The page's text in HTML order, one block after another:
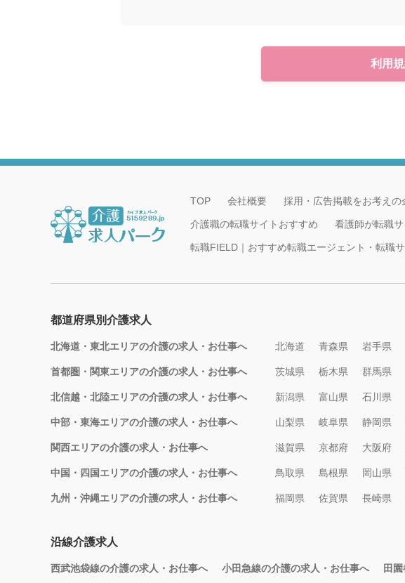
利用
TOP 会社概要 採用・広告掲載をお考えの
介護職の転職サイトおすすめ 看護師が転職
転職FIELD｜おすすめ転職エージェント・転職
都道府県別介護求人
北海道・東北エリアの介護の求人・お仕事へ 北海道 青森県 岩手県
首都圏・関東エリアの介護の求人・お仕事へ 茨城県 栃木県 群馬県
北信越・北陸エリアの介護の求人・お仕事へ 新潟県 富山県 石川県
中部・東海エリアの介護の求人・お仕事へ 山梨県 岐阜県 静岡県
関西エリアの介護の求人・お仕事へ 滋賀県 京都府 大阪府
中国・四国エリアの介護の求人・お仕事へ 鳥取県 島根県 岡山県
九州・沖縄エリアの介護の求人・お仕事へ 福岡県 佐賀県 長崎県
沿線介護求人
西武池袋線の介護の求人・お仕事へ 小田急線の介護の求人・お仕事へ 田